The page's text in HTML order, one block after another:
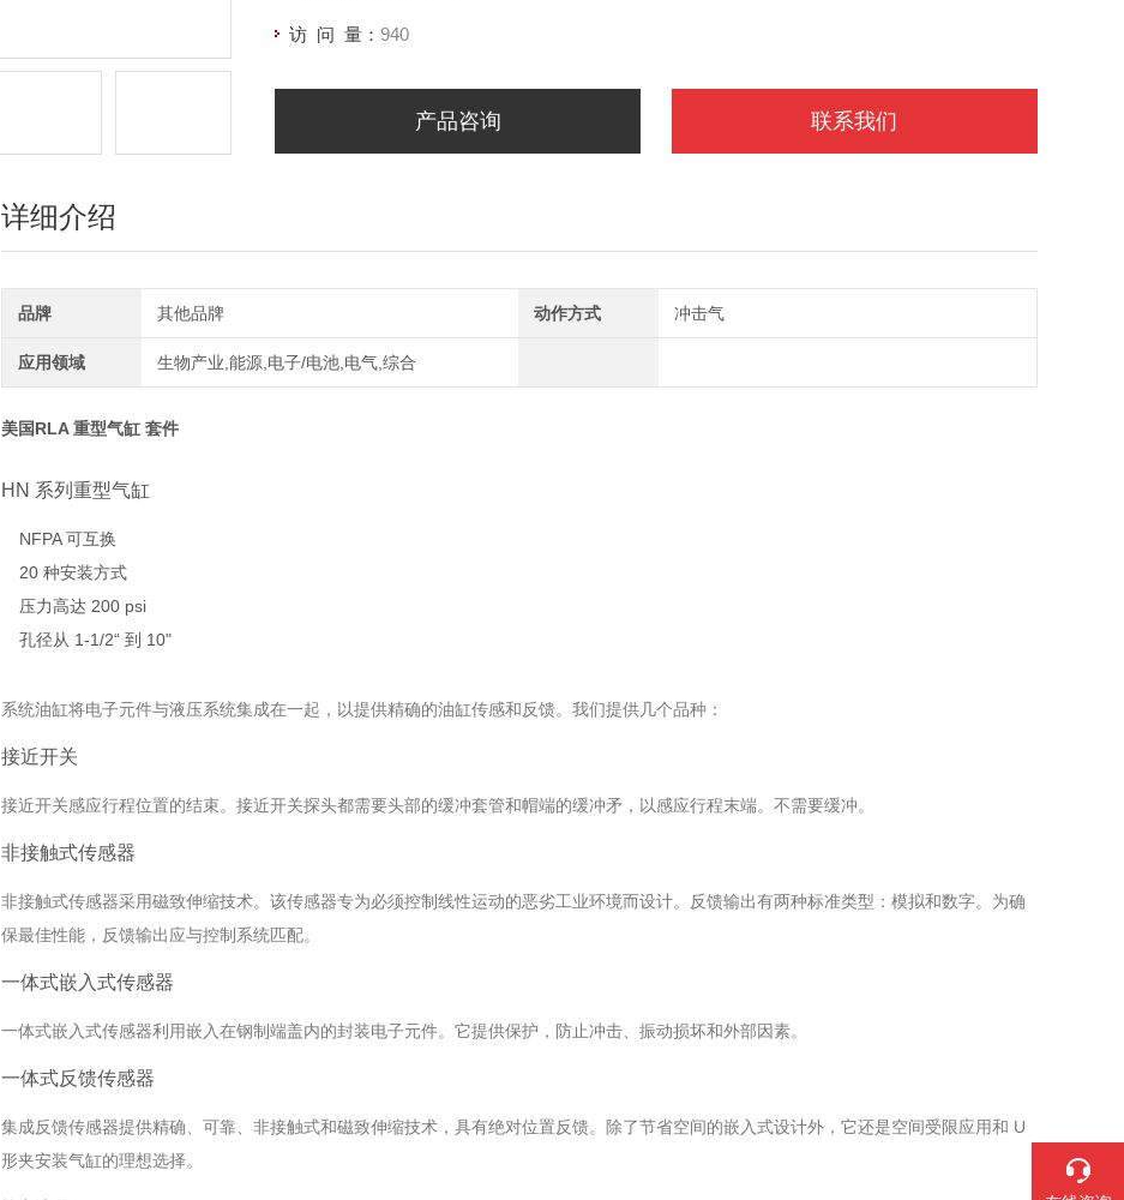
访 问 量： 940
产品咨询 联系我们
详细介绍
品牌 其他品牌 动作方式 冲击气
应用领域 生物产业,能源,电子/电池,电气,综合
美国RLA 重型气缸 套件
HN 系列重型气缸
NFPA 可互换
20 种安装方式
压力高达 200 psi
孔径从 1-1/2“ 到 10"
系统油缸将电子元件与液压系统集成在一起，以提供精确的油缸传感和反馈。我们提供几个品种：
接近开关
接近开关感应行程位置的结束。接近开关探头都需要头部的缓冲套管和帽端的缓冲矛，以感应行程末端。不需要缓冲。
非接触式传感器
非接触式传感器采用磁致伸缩技术。该传感器专为必须控制线性运动的恶劣工业环境而设计。反馈输出有两种标准类型：模拟和数字。为确
保最佳性能，反馈输出应与控制系统匹配。
一体式嵌入式传感器
一体式嵌入式传感器利用嵌入在钢制端盖内的封装电子元件。它提供保护，防止冲击、振动损坏和外部因素。
一体式反馈传感器
集成反馈传感器提供精确、可靠、非接触式和磁致伸缩技术，具有绝对位置反馈。除了节省空间的嵌入式设计外，它还是空间受限应用和 U
形夹安装气缸的理想选择。